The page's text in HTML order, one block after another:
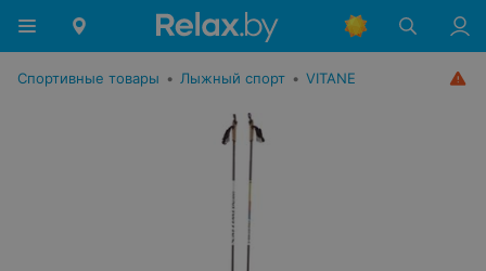
Спортивные товары • Лыжный спорт • VITANE